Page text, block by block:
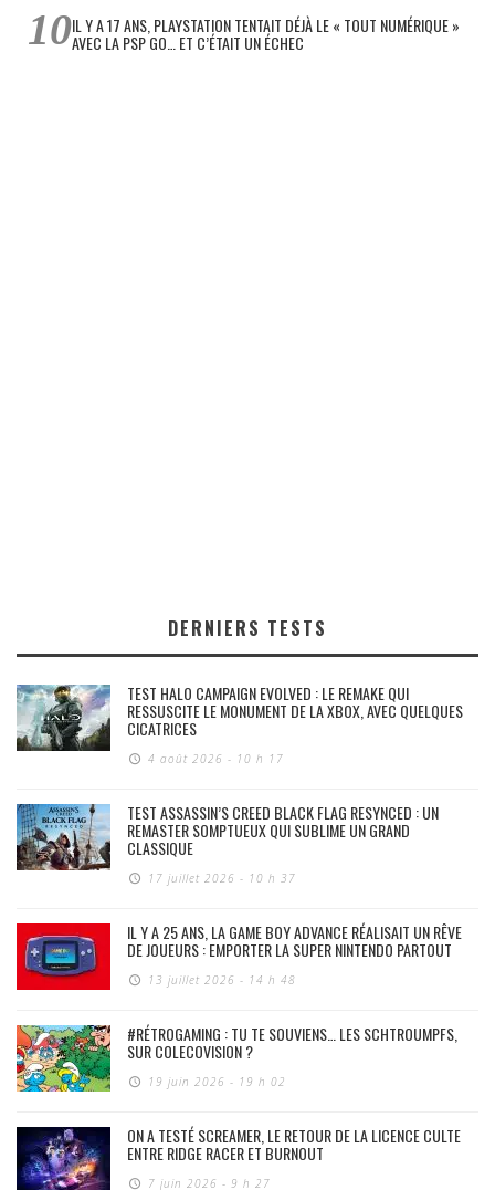
IL Y A 17 ANS, PLAYSTATION TENTAIT DÉJÀ LE « TOUT NUMÉRIQUE »
AVEC LA PSP GO… ET C’ÉTAIT UN ÉCHEC
DERNIERS TESTS
TEST HALO CAMPAIGN EVOLVED : LE REMAKE QUI
RESSUSCITE LE MONUMENT DE LA XBOX, AVEC QUELQUES
CICATRICES
4 août 2026 - 10 h 17
TEST ASSASSIN’S CREED BLACK FLAG RESYNCED : UN
REMASTER SOMPTUEUX QUI SUBLIME UN GRAND
CLASSIQUE
17 juillet 2026 - 10 h 37
IL Y A 25 ANS, LA GAME BOY ADVANCE RÉALISAIT UN RÊVE
DE JOUEURS : EMPORTER LA SUPER NINTENDO PARTOUT
13 juillet 2026 - 14 h 48
#RÉTROGAMING : TU TE SOUVIENS… LES SCHTROUMPFS,
SUR COLECOVISION ?
19 juin 2026 - 19 h 02
ON A TESTÉ SCREAMER, LE RETOUR DE LA LICENCE CULTE
ENTRE RIDGE RACER ET BURNOUT
7 juin 2026 - 9 h 27